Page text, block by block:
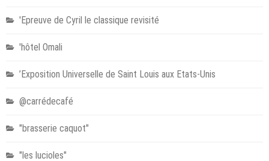
'Epreuve de Cyril le classique revisité
'hôtel Omali
’Exposition Universelle de Saint Louis aux Etats-Unis
@carrédecafé
"brasserie caquot"
"les lucioles"